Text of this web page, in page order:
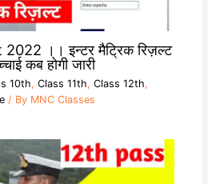
।। इन्टर मैट्रिक रिज़ल्ट
कब होगी जारी
10th, Class 11th, Class 12th,
/ By MNC Classes